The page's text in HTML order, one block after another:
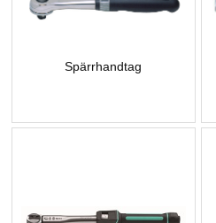
Spärrhandtag